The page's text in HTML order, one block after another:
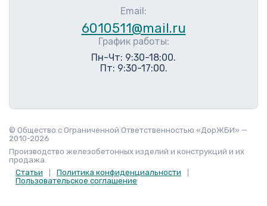
Email:
6010511@mail.ru
График работы:
Пн-Чт: 9:30-18:00.
Пт: 9:30-17:00.
© Общество с Ограниченной Ответственностью «ДорЖБИ» —
2010-2026
Производство железобетонных изделий и конструкций и их
продажа.
Статьи
Политика конфиденциальности
Пользовательское соглашение